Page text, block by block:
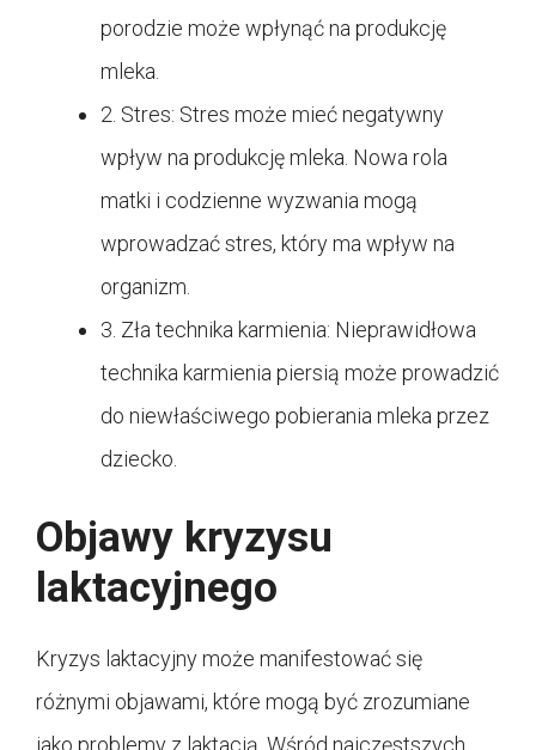
porodzie może wpłynąć na produkcję
mleka.
2. Stres: Stres może mieć negatywny
wpływ na produkcję mleka. Nowa rola
matki i codzienne wyzwania mogą
wprowadzać stres, który ma wpływ na
organizm.
3. Zła technika karmienia: Nieprawidłowa
technika karmienia piersią może prowadzić
do niewłaściwego pobierania mleka przez
dziecko.
Objawy kryzysu
laktacyjnego
Kryzys laktacyjny może manifestować się
różnymi objawami, które mogą być zrozumiane
jako problemy z laktacją. Wśród najczęstszych